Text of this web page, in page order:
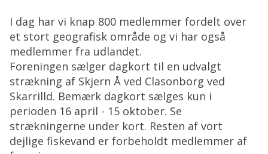
I dag har vi knap 800 medlemmer fordelt over
et stort geografisk område og vi har også
medlemmer fra udlandet.
Foreningen sælger dagkort til en udvalgt
strækning af Skjern Å ved Clasonborg ved
Skarrilld. Bemærk dagkort sælges kun i
perioden 16 april - 15 oktober. Se
strækningerne under kort. Resten af vort
dejlige fiskevand er forbeholdt medlemmer af